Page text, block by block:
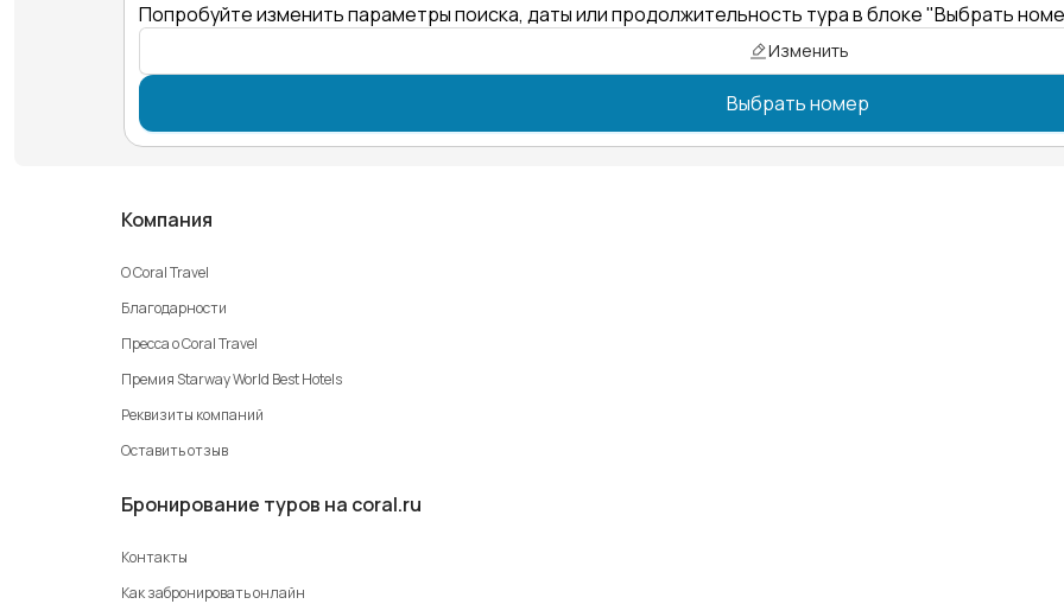
Попробуйте изменить параметры поиска, даты или продолжительность тура в блоке "Выбрать
Изменить
Выбрать номер
Компания
О Coral Travel
Благодарности
Пресса о Coral Travel
Премия Starway World Best Hotels
Реквизиты компаний
Оставить отзыв
Бронирование туров на coral.ru
Контакты
Как забронировать онлайн